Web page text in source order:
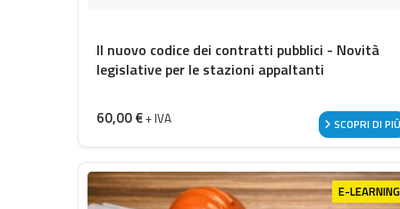
Il nuovo codice dei contratti pubblici - Novità
legislative per le stazioni appaltanti
60,00€+ IVA SCOPRI DI PIÙ
E-LEARNING